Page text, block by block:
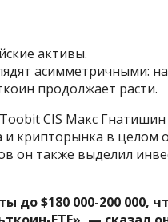
активы.
асимметричными:
продолжает расти.
CIS Макс
крипторынка в целом
он также выделил
до $180 000-200 000,